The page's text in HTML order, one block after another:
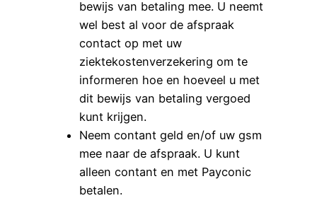
bewijs van betaling mee. U neemt
wel best al voor de afspraak
contact op met uw
ziektekostenverzekering om te
informeren hoe en hoeveel u met
dit bewijs van betaling vergoed
kunt krijgen.
Neem contant geld en/of uw gsm
mee naar de afspraak. U kunt
alleen contant en met Payconic
betalen.